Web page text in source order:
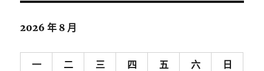
2026 年 8 月
一 二 三 四 五 六 日